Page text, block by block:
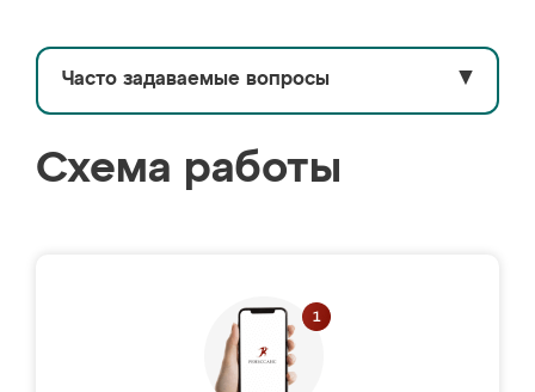
Часто задаваемые вопросы ▼
Схема работы